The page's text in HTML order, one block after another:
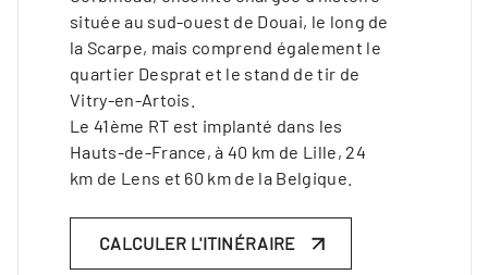
située au sud-ouest de Douai, le long de
la Scarpe, mais comprend également le
quartier Desprat et le stand de tir de
Vitry-en-Artois.
Le 41ème RT est implanté dans les
Hauts-de-France, à 40 km de Lille, 24
km de Lens et 60 km de la Belgique.
CALCULER L'ITINÉRAIRE